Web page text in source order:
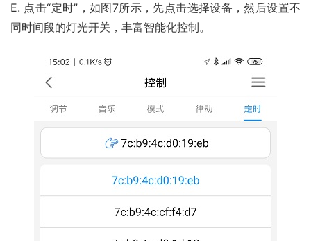
E. 点击“定时”，如图7所示，先点击选择设备，然后设置不
同时间段的灯光开关，丰富智能化控制。